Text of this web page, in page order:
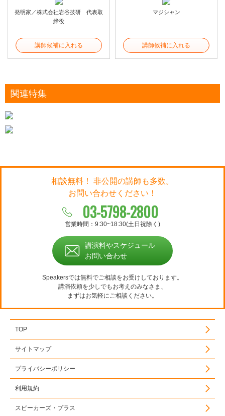
発明家／株式会社岩谷技研 代表取
締役
講師候補に入れる
マジシャン
講師候補に入れる
関連特集
相談無料！ 非公開の講師も多数。
お問い合わせください！
03-5798-2800
営業時間：9:30~18:30(土日祝除く)
講演料やスケジュール
お問い合わせ
Speakersでは無料でご相談をお受けしております。
講演依頼を少しでもお考えのみなさま、
まずはお気軽にご相談ください。
TOP
サイトマップ
プライバシーポリシー
利用規約
スピーカーズ・プラス